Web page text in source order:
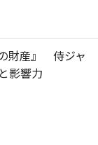
財産』 侍ジャ
影響力